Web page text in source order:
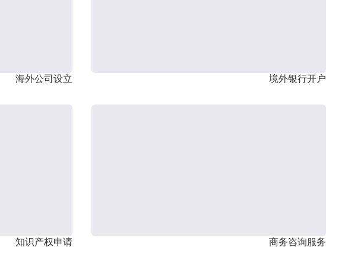
海外公司设立 境外银行开户
知识产权申请 商务咨询服务